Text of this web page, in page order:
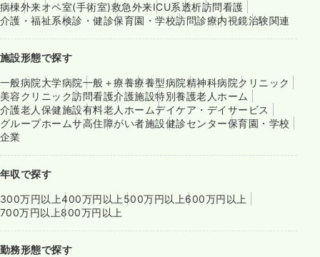
病棟外来オペ室(手術室)救急外来ICU系透析訪問看護
介護・福祉系検診・健診保育園・学校訪問診療内視鏡治験関連
施設形態で探す
一般病院大学病院一般＋療養療養型病院精神科病院クリニック
美容クリニック訪問看護介護施設特別養護老人ホーム
介護老人保健施設有料老人ホームデイケア・デイサービス
グループホームサ高住障がい者施設健診センター保育園・学校
企業
年収で探す
300万円以上400万円以上500万円以上600万円以上
700万円以上800万円以上
勤務形態で探す